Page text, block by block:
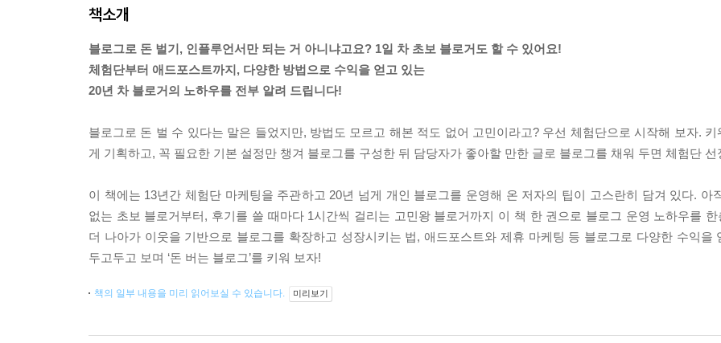
책소개
블로그로 돈 벌기, 인플루언서만 되는 거 아니냐고요? 1일 차 초보 블로거도 할 수 있어요!
체험단부터 애드포스트까지, 다양한 방법으로 수익을 얻고 있는
20년 차 블로거의 노하우를 전부 알려 드립니다!
블로그로 돈 벌 수 있다는 말은 들었지만, 방법도 모르고 해본 적도 없어 고민이라고? 우선 체험단으로 시작해 보자.
게 기획하고, 꼭 필요한 기본 설정만 챙겨 블로그를 구성한 뒤 담당자가 좋아할 만한 글로 블로그를 채워 두면 체험단
이 책에는 13년간 체험단 마케팅을 주관하고 20년 넘게 개인 블로그를 운영해 온 저자의 팁이 고스란히 담겨 있다. 아
없는 초보 블로거부터, 후기를 쓸 때마다 1시간씩 걸리는 고민왕 블로거까지 이 책 한 권으로 블로그 운영 노하우를
더 나아가 이웃을 기반으로 블로그를 확장하고 성장시키는 법, 애드포스트와 제휴 마케팅 등 블로그로 다양한 수익을
두고두고 보며 ‘돈 버는 블로그’를 키워 보자!
책의 일부 내용을 미리 읽어보실 수 있습니다. 미리보기